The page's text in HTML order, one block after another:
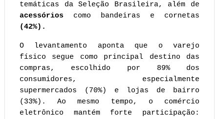
temáticas da Seleção Brasileira, além de
acessórios como bandeiras e cornetas
(42%).
O levantamento aponta que o varejo
físico segue como principal destino das
compras, escolhido por 89% dos
consumidores, especialmente
supermercados (70%) e lojas de bairro
(33%). Ao mesmo tempo, o comércio
eletrônico mantém forte participação: